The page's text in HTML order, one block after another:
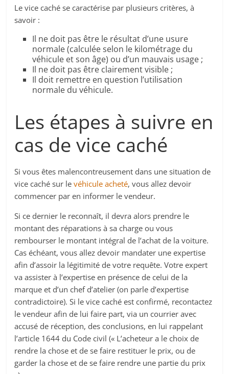
Le vice caché se caractérise par plusieurs critères, à
savoir :
Il ne doit pas être le résultat d’une usure
normale (calculée selon le kilométrage du
véhicule et son âge) ou d’un mauvais usage ;
Il ne doit pas être clairement visible ;
Il doit remettre en question l’utilisation
normale du véhicule.
Les étapes à suivre en
cas de vice caché
Si vous êtes malencontreusement dans une situation de
vice caché sur levéhicule acheté, vous allez devoir
commencer par en informer le vendeur.
Si ce dernier le reconnaît, il devra alors prendre le
montant des réparations à sa charge ou vous
rembourser le montant intégral de l’achat de la voiture.
Cas échéant, vous allez devoir mandater une expertise
afin d’assoir la légitimité de votre requête. Votre expert
va assister à l’expertise en présence de celui de la
marque et d’un chef d’atelier (on parle d’expertise
contradictoire). Si le vice caché est confirmé, recontactez
le vendeur afin de lui faire part, via un courrier avec
accusé de réception, des conclusions, en lui rappelant
l’article 1644 du Code civil (« L’acheteur a le choix de
rendre la chose et de se faire restituer le prix, ou de
garder la chose et de se faire rendre une partie du prix